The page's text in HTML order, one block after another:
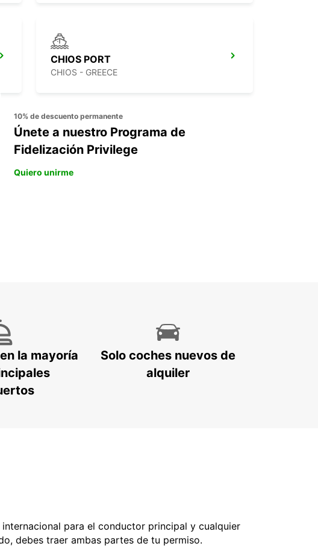
CHIOS PORT
CHIOS - GREECE
10% de descuento permanente
Únete a nuestro Programa de
Fidelización Privilege
Quiero unirme
la mayoría
Solo coches nuevos de
alquiler
para el conductor principal y cualquier
debes traer ambas partes de tu permiso.